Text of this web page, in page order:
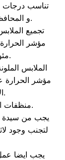
تناسب درجات
و المحافظة علي اللون ونسيج الملابس.
تجميع
مئوية الي 85 درحة مئوية.
الملابس
الالوان ونسيج القماش.
منظفات الغسيل لابد من اختيارها بعناية.
يجب من سيدة
لتجنب وجود
يجب ايضا